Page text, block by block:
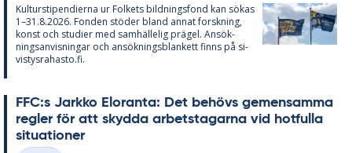
Kul­tursti­pen­di­er­na ur Fol­kets bild­nings­fond kan sö­kas
1–31.8.2026. Fon­den stö­der bland an­nat forsk­ning,
konst och stu­di­er med sam­häl­le­lig prä­gel. An­sök­
nings­an­vis­ning­ar och an­sök­nings­blan­kett fin­ns på si­
vis­tys­ra­has­to.fi.
FFC:s Jark­ko Elo­ran­ta: Det be­hö­vs ge­men­sam­ma
reg­ler för att skyd­da ar­bets­ta­gar­na vid hot­ful­la
si­tu­a­tio­ner